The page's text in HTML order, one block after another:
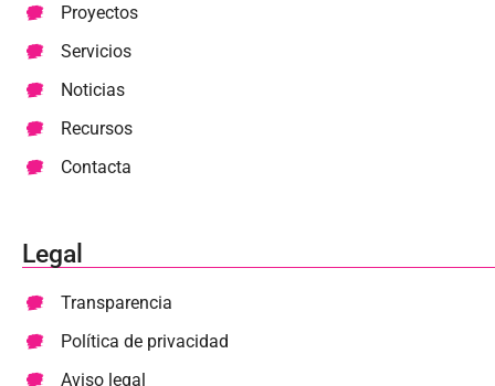
Proyectos
Servicios
Noticias
Recursos
Contacta
Legal
Transparencia
Política de privacidad
Aviso legal